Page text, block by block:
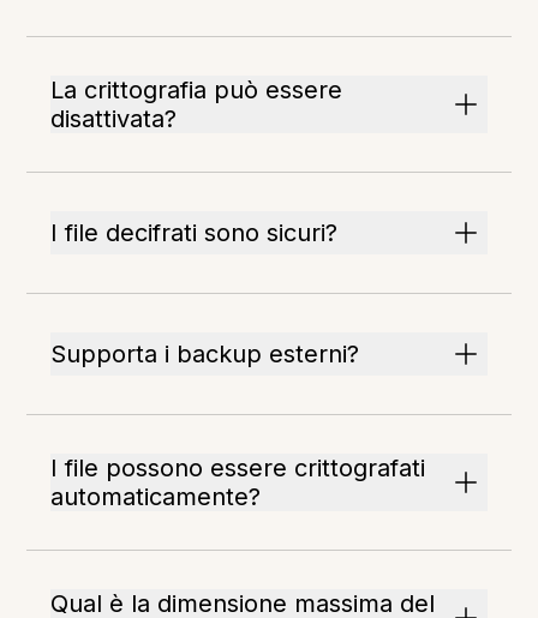
La crittografia può essere
disattivata?
I file decifrati sono sicuri?
Supporta i backup esterni?
I file possono essere crittografati
automaticamente?
Qual è la dimensione massima del